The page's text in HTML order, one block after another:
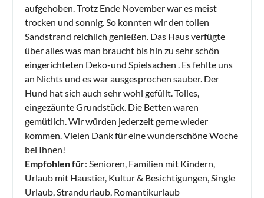
aufgehoben. Trotz Ende November war es meist
trocken und sonnig. So konnten wir den tollen
Sandstrand reichlich genießen. Das Haus verfügte
über alles was man braucht bis hin zu sehr schön
eingerichteten Deko-und Spielsachen . Es fehlte uns
an Nichts und es war ausgesprochen sauber. Der
Hund hat sich auch sehr wohl gefüllt. Tolles,
eingezäunte Grundstück. Die Betten waren
gemütlich. Wir würden jederzeit gerne wieder
kommen. Vielen Dank für eine wunderschöne Woche
bei Ihnen!
Empfohlen für: Senioren, Familien mit Kindern,
Urlaub mit Haustier, Kultur & Besichtigungen, Single
Urlaub, Strandurlaub, Romantikurlaub